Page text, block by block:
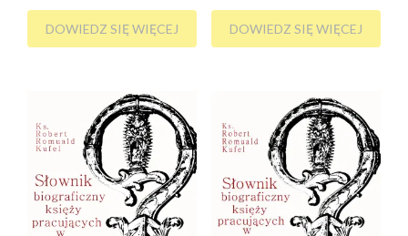
DOWIEDZ SIĘ WIĘCEJ DOWIEDZ SIĘ WIĘCEJ